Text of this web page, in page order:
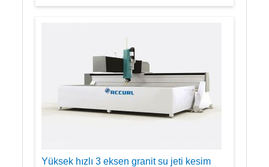
Yüksek hızlı 3 eksen granit su jeti kesim